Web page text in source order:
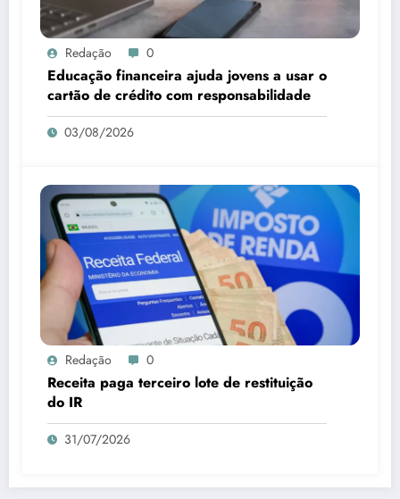
Redação 0
Educação financeira ajuda jovens a usar o
cartão de crédito com responsabilidade
03/08/2026
Redação 0
Receita paga terceiro lote de restituição
do IR
31/07/2026